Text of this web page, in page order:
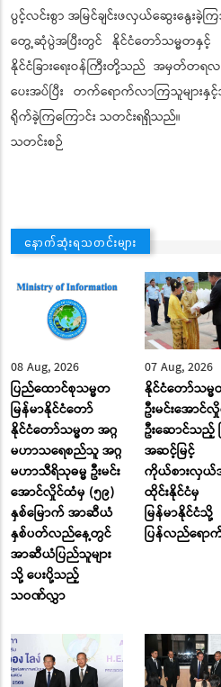
ပွင့်လင်းစွာ အမြင်ချင်းဖလှယ်ဆွေးနွေးခဲ့က
တွေ့ဆုံပွဲအပြီးတွင် နိုင်ငံတော်သမ္မတနှင့်
နိုင်ငံခြားရေးဝန်ကြီးတို့သည် အမှတ်တရလ
ပေးအပ်ပြီး တက်ရောက်လာကြသူများ
ရိုက်ခဲ့ကြကြောင်း သတင်းရရှိသည်။
သတင်းစဉ်
နောက်ဆုံးရသတင်းများ
08 Aug, 2026
ပြည်ထောင်စုသမ္မတ
မြန်မာနိုင်ငံတော်
နိုင်ငံတော်သမ္မတ အဂ္ဂ
မဟာသရေစည်သူ အဂ္ဂ
မဟာသီရိသုဓမ္မ ဦးမင်း
အောင်လှိုင်ထံမှ (၅၉)
နှစ်မြောက် အာဆီယံ
နှစ်ပတ်လည်နေ့တွင်
အာဆီယံပြည်သူများ
သို့ ပေးပို့သည့်
သဝဏ်လွှာ
07 Aug, 2026
နိုင်ငံတော်သမ္
ဦးမင်းအောင်
ဦးဆောင်သည့်
အဆင့်မြင့်
ကိုယ်စားလှ
ထိုင်းနိုင်ငံမှ
မြန်မာနိုင်ငံသို့
ပြန်လည်ရော